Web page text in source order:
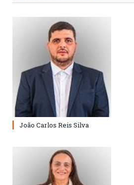
João Carlos Reis Silva